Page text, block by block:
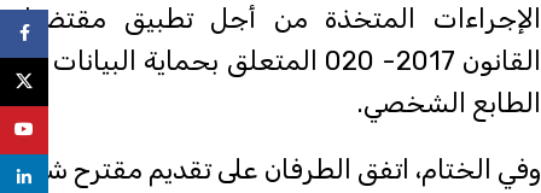
الإجراءات المتخذة من أجل تطبيق مقتضيات
القانون 2017- 020 المتعلق بحماية البيانات ذات
الطابع الشخصي.
وفي الختام، اتفق الطرفان على تقديم مقترح شراكة